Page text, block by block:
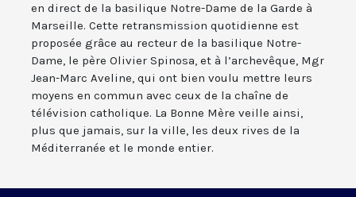
en direct de la basilique Notre-Dame de la Garde à
Marseille. Cette retransmission quotidienne est
proposée grâce au recteur de la basilique Notre-
Dame, le père Olivier Spinosa, et à l’archevêque, Mgr
Jean-Marc Aveline, qui ont bien voulu mettre leurs
moyens en commun avec ceux de la chaîne de
télévision catholique. La Bonne Mère veille ainsi,
plus que jamais, sur la ville, les deux rives de la
Méditerranée et le monde entier.